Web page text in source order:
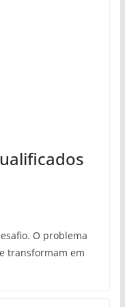
O problema
transformam em